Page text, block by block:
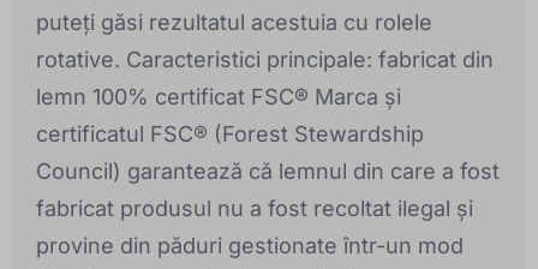
puteți găsi rezultatul acestuia cu rolele
rotative. Caracteristici principale: fabricat din
lemn 100% certificat FSC® Marca și
certificatul FSC® (Forest Stewardship
Council) garantează că lemnul din care a fost
fabricat produsul nu a fost recoltat ilegal și
provine din păduri gestionate într-un mod